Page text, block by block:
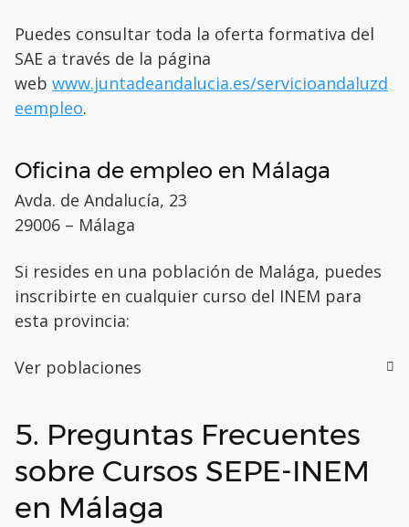
Puedes consultar toda la oferta formativa del
SAE a través de la página
web www.juntadeandalucia.es/servicioandaluzd
eempleo.
Oficina de empleo en Málaga
Avda. de Andalucía, 23
29006 – Málaga
Si resides en una población de Malága, puedes
inscribirte en cualquier curso del INEM para
esta provincia:
Ver poblaciones
5. Preguntas Frecuentes
sobre Cursos SEPE-INEM
en Málaga